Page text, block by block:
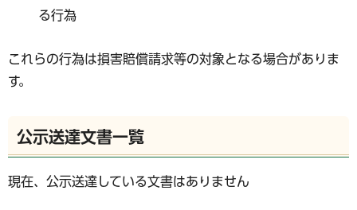
る行為
これらの行為は損害賠償請求等の対象となる場合がありま
す。
公示送達文書一覧
現在、公示送達している文書はありません